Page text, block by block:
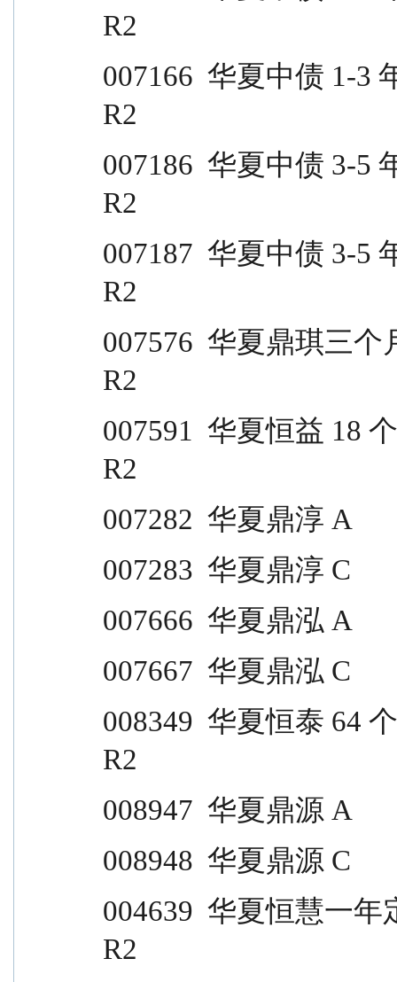
R2
007166  华夏中债 1-3
R2
007186  华夏中债 3-5
R2
007187  华夏中债 3-5
R2
007576  华夏鼎琪三个
R2
007591  华夏恒益 18
R2
007282  华夏鼎淳 A
007283  华夏鼎淳 C
007666  华夏鼎泓 A
007667  华夏鼎泓 C
008349  华夏恒泰 64
R2
008947  华夏鼎源 A
008948  华夏鼎源 C
004639  华夏恒慧一年
R2